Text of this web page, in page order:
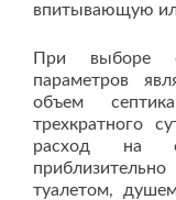
впитывающую
При выборе
параметров
объем
трехкратного
расход на
туалетом,